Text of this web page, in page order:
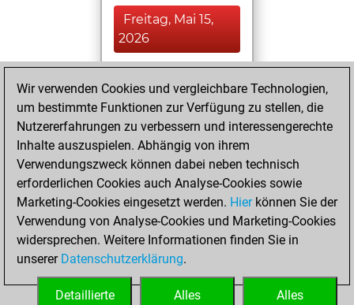
Freitag, Mai 15,
2026
You played 148
bullet games
Play
You scored +95
=5 -48 in bullet
Montag, März 22,
2021
You played 1
slow games
Play
You scored +0
=0 -1 in slow games
Wir verwenden Cookies und vergleichbare Technologien,
um bestimmte Funktionen zur Verfügung zu stellen, die
Nutzererfahrungen zu verbessern und interessengerechte
Inhalte auszuspielen. Abhängig von ihrem
Verwendungszweck können dabei neben technisch
erforderlichen Cookies auch Analyse-Cookies sowie
Marketing-Cookies eingesetzt werden. Hierkönnen Sie der
Verwendung von Analyse-Cookies und Marketing-Cookies
widersprechen. Weitere Informationen finden Sie in
unserer Datenschutzerklärung.
Alles
Alles
Detaillierte